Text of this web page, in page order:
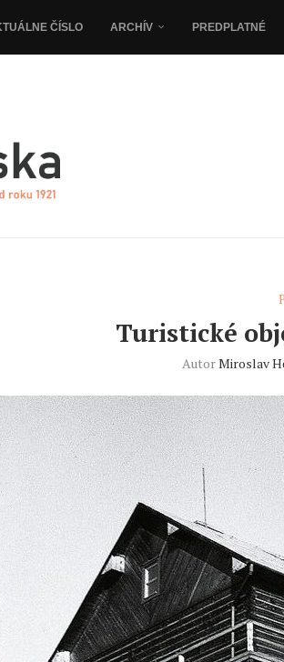
ČÍSLO ARCHÍV PREDPLATNÉ
Turistické
AutorMiroslav